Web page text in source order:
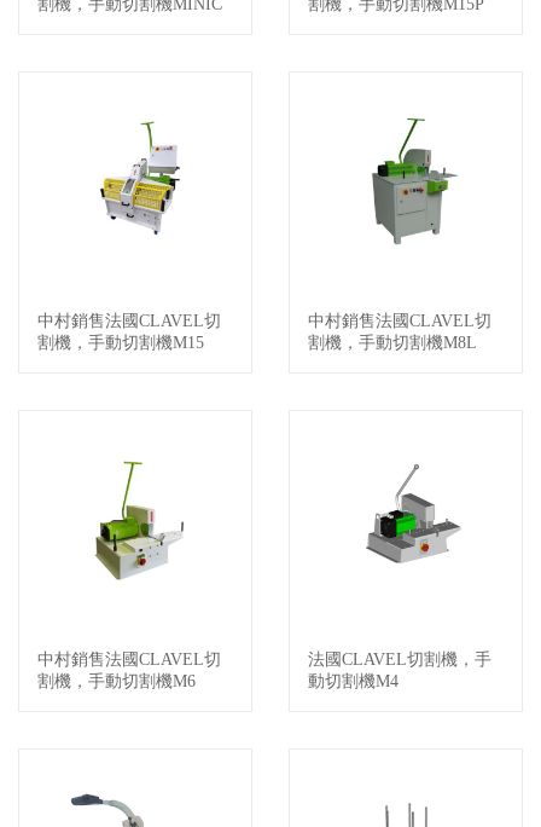
割機，手動切割機MINIC
割機，手動切割機M15P
查看詳情
中村銷售法國CLAVEL切
割機，手動切割機M15
查看詳情
中村銷售法國CLAVEL切
割機，手動切割機M8L
查看詳情
中村銷售法國CLAVEL切
割機，手動切割機M6
查看詳情
法國CLAVEL切割機，手
動切割機M4